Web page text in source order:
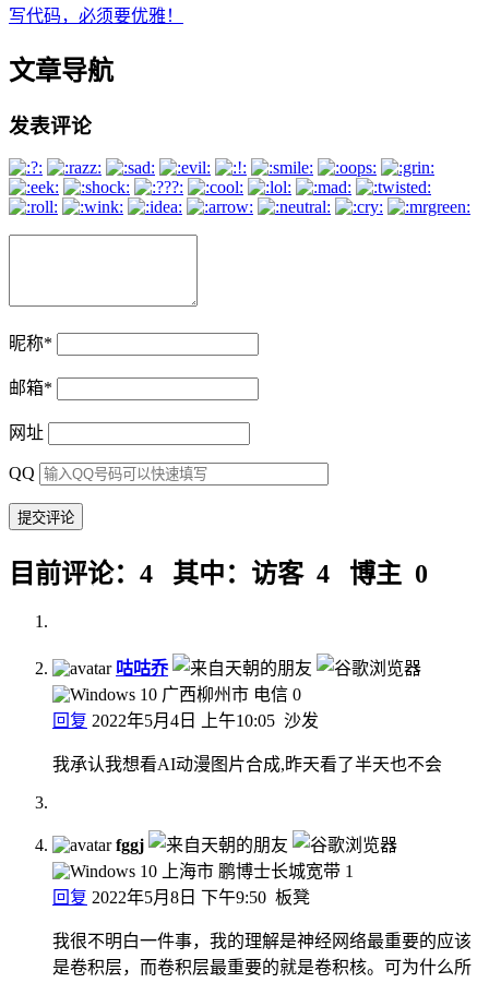
写代码，必须要优雅！
文章导航
发表评论
昵称*
邮箱*
网址
QQ
目前评论：4 其中：访客 4 博主 0
咕咕乔
广西柳州市 电信 0
回复 2022年5月4日 上午10:05 沙发
我承认我想看AI动漫图片合成,昨天看了半天也不会
fggj
上海市 鹏博士长城宽带 1
回复 2022年5月8日 下午9:50 板凳
我很不明白一件事，我的理解是神经网络最重要的应该
是卷积层，而卷积层最重要的就是卷积核。可为什么所